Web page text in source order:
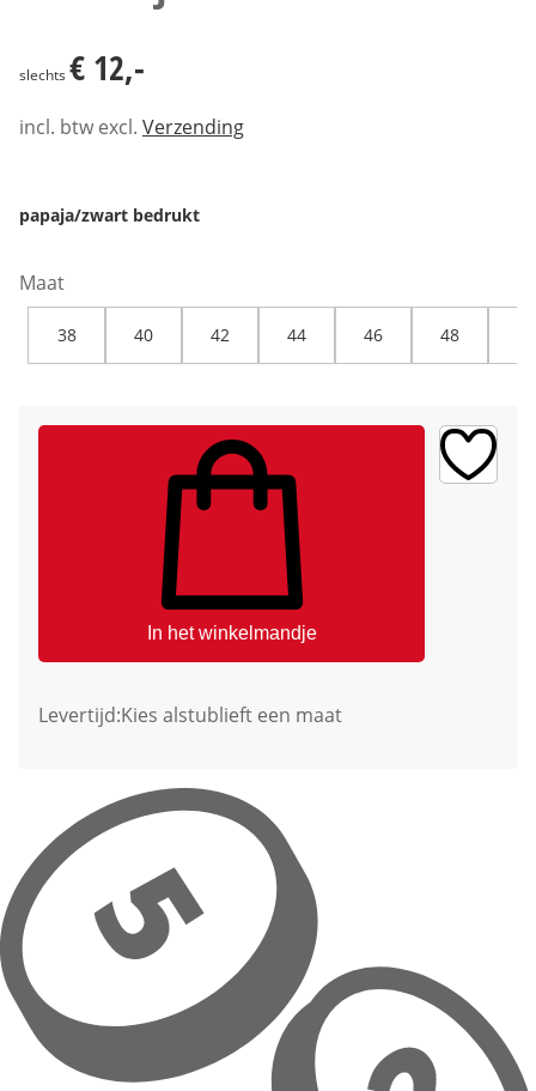
slechts € 12,-
incl. btw excl. Verzending
papaja/zwart bedrukt
Maat
38 40 42 44 46 48
In het winkelmandje
Levertijd:Kies alstublieft een maat